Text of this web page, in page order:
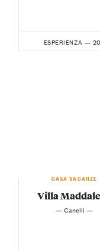
ESPERIENZA —
CASA VACANZE
Villa
— Canelli —